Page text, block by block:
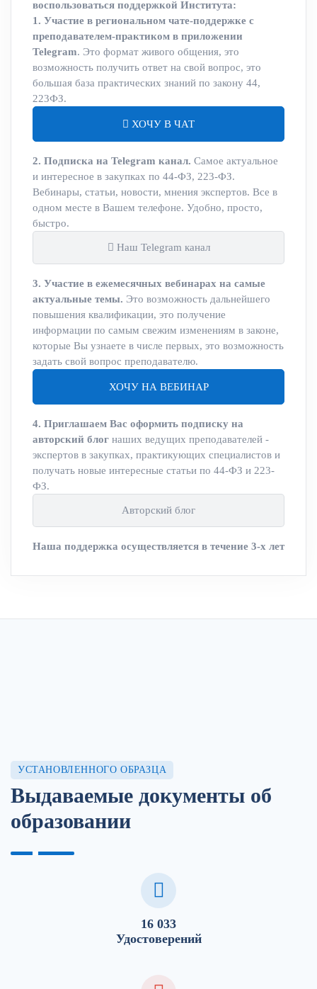
воспользоваться поддержкой Института:
1. Участие в региональном чате-поддержке с
преподавателем-практиком в приложении
Telegram. Это формат живого общения, это
возможность получить ответ на свой вопрос, это
большая база практических знаний по закону 44,
223ФЗ.
ХОЧУ В ЧАТ
2. Подписка на Telegram канал. Самое актуальное
и интересное в закупках по 44-ФЗ, 223-ФЗ.
Вебинары, статьи, новости, мнения экспертов. Все в
одном месте в Вашем телефоне. Удобно, просто,
быстро.
Наш Telegram канал
3. Участие в ежемесячных вебинарах на самые
актуальные темы. Это возможность дальнейшего
повышения квалификации, это получение
информации по самым свежим изменениям в законе,
которые Вы узнаете в числе первых, это возможность
задать свой вопрос преподавателю.
ХОЧУ НА ВЕБИНАР
4. Приглашаем Вас оформить подписку на
авторский блог наших ведущих преподавателей -
экспертов в закупках, практикующих специалистов и
получать новые интересные статьи по 44-ФЗ и 223-
ФЗ.
Авторский блог
Наша поддержка осуществляется в течение 3-х лет
УСТАНОВЛЕННОГО ОБРАЗЦА
Выдаваемые документы об
образовании
16 033
Удостоверений